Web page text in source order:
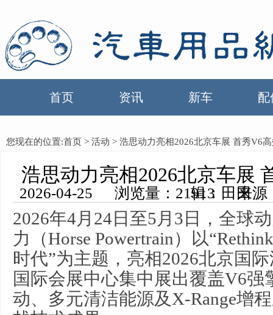
首页 资讯 新车 配
您现在的位置:首页 > 活动 > 浩思动力亮相2026北京车展 首秀V6
浩思动力亮相2026北京车展
2026-04-25 浏览量：21913 来源：中国汽车用品网 编辑：田田
2026年4月24日至5月3日，全球
力（Horse Powertrain）以
时代”为主题，亮相2026北京国
国际会展中心集中展出覆盖V6强
动、多元清洁能源及X-Range增